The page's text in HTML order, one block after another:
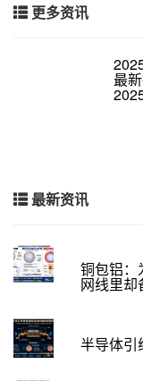
更多资讯
最
最新资讯
铜包铝：
网线里却
半导体引